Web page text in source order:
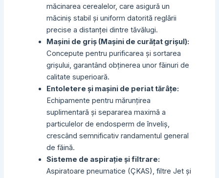
măcinarea cerealelor, care asigură un
măciniș stabil și uniform datorită reglării
precise a distanței dintre tăvălugi.
Mașini de griș (Mașini de curățat grișul):
Concepute pentru purificarea și sortarea
grișului, garantând obținerea unor făinuri de
calitate superioară.
Entoletere și mașini de periat tărâțe:
Echipamente pentru mărunțirea
suplimentară și separarea maximă a
particulelor de endosperm de înveliș,
crescând semnificativ randamentul general
de făină.
Sisteme de aspirație și filtrare:
Aspiratoare pneumatice (ÇKAS), filtre Jet și